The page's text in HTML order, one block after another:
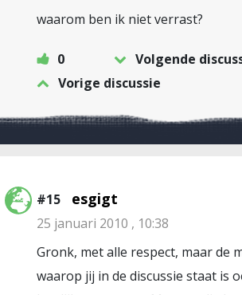
waarom ben ik niet verrast?
0
Volgende
Vorige discussie
#15 esgigt
25 januari 2010 , 10:38
Gronk, met alle respect, maar de
waarop jij in de discussie staat is